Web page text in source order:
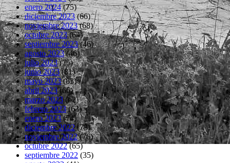
enero 2024(75)
diciembre 2023(66)
noviembre 2023(68)
octubre 2023(64)
septiembre 2023(46)
agosto 2023(46)
julio 2023(75)
junio 2023(81)
mayo 2023(83)
abril 2023(66)
marzo 2023(62)
febrero 2023(63)
enero 2023(74)
diciembre 2022(73)
noviembre 2022(76)
octubre 2022(65)
septiembre 2022 (35)